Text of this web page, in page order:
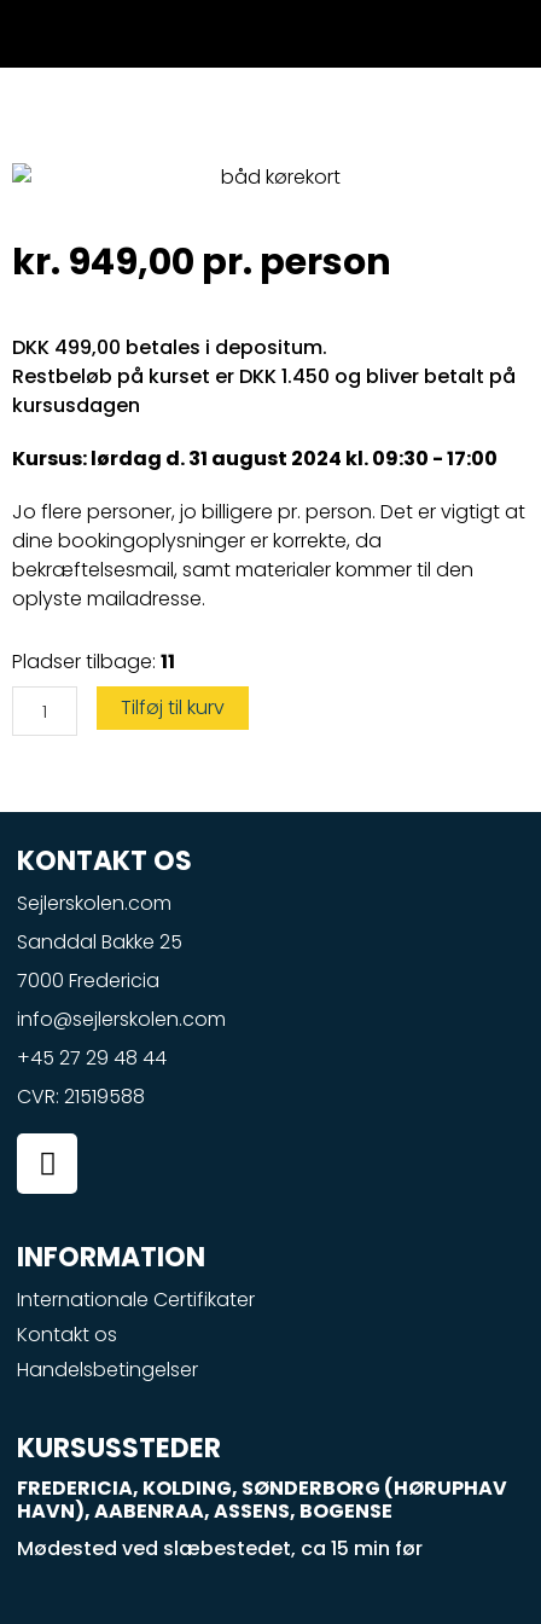
kr. 949,00 pr. person
DKK 499,00 betales i depositum.
Restbeløb på kurset er DKK 1.450 og bliver betalt på
kursusdagen
Kursus: lørdag d. 31 august 2024 kl. 09:30 - 17:00
Jo flere personer, jo billigere pr. person. Det er vigtigt at
dine bookingoplysninger er korrekte, da
bekræftelsesmail, samt materialer kommer til den
oplyste mailadresse.
Pladser tilbage: 11
Speedbådskørekort
antal
Tilføj til kurv
KONTAKT OS
Sejlerskolen.com
Sanddal Bakke 25
7000 Fredericia
info@sejlerskolen.com
+45 27 29 48 44
CVR: 21519588
F
a
c
e
b
o
o
k
-
q
u
a
r
INFORMATION
Internationale Certifikater
Kontakt os
Handelsbetingelser
KURSUSSTEDER
FREDERICIA, KOLDING, SØNDERBORG (HØRUPHAV
HAVN), AABENRAA, ASSENS, BOGENSE
Mødested ved slæbestedet, ca 15 min før